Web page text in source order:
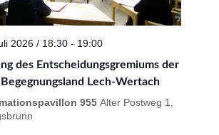
2026 / 18:30 - 19:00
des Entscheidungsgremiums der
Begegnungsland Lech-Wertach
955Alter Postweg 1,